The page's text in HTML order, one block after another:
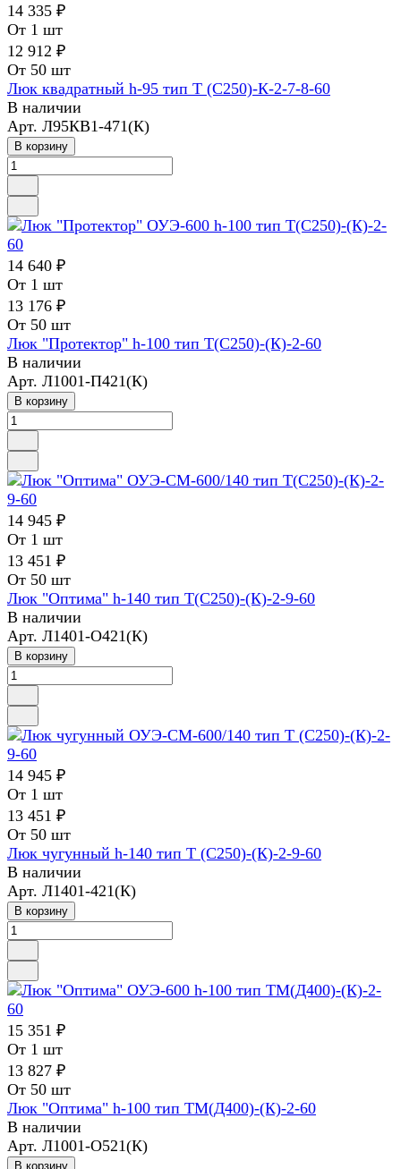
14 335 ₽
От 1 шт
12 912 ₽
От 50 шт
Люк квадратный h-95 тип Т (С250)-К-2-7-8-60
В наличии
Арт. Л95КВ1-471(К)
В корзину
14 640 ₽
От 1 шт
13 176 ₽
От 50 шт
Люк "Протектор" h-100 тип Т(С250)-(К)-2-60
В наличии
Арт. Л1001-П421(К)
В корзину
14 945 ₽
От 1 шт
13 451 ₽
От 50 шт
Люк "Оптима" h-140 тип Т(С250)-(К)-2-9-60
В наличии
Арт. Л1401-О421(К)
В корзину
14 945 ₽
От 1 шт
13 451 ₽
От 50 шт
Люк чугунный h-140 тип Т (С250)-(К)-2-9-60
В наличии
Арт. Л1401-421(К)
В корзину
15 351 ₽
От 1 шт
13 827 ₽
От 50 шт
Люк "Оптима" h-100 тип ТМ(Д400)-(К)-2-60
В наличии
Арт. Л1001-О521(К)
В корзину